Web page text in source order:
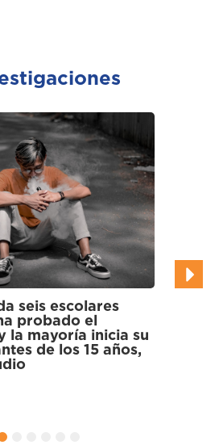
hallan bacterias
a antibióticos
y cormoranes de
de Villa
4